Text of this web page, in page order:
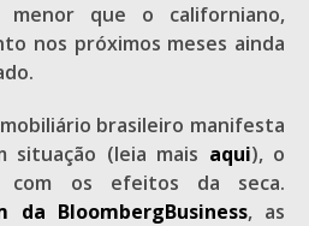
que o californiano,
nos próximos meses ainda
brasileiro manifesta
situação (leia mais aqui), o
com os efeitos da seca.
da BloombergBusiness, as